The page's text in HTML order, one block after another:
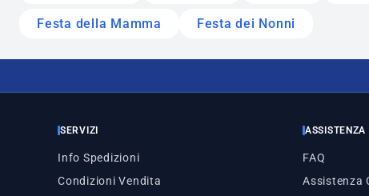
Festa della Mamma Festa dei Nonni
SERVIZI
Info Spedizioni
Condizioni Vendita
ASSISTENZA
FAQ
Assistenza